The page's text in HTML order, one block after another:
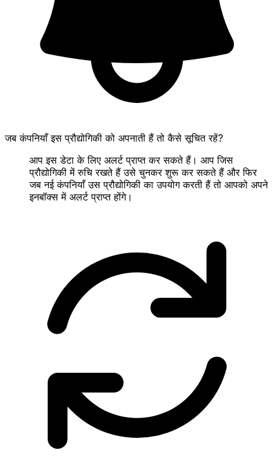
जब कंपनियाँ इस प्रौद्योगिकी को अपनाती हैं तो कैसे सूचित रहें?
आप इस डेटा के लिए अलर्ट प्राप्त कर सकते हैं। आप जिस
प्रौद्योगिकी में रुचि रखते हैं उसे चुनकर शुरू कर सकते हैं और फिर
जब नई कंपनियाँ उस प्रौद्योगिकी का उपयोग करती हैं तो आपको अपने
इनबॉक्स में अलर्ट प्राप्त होंगे।